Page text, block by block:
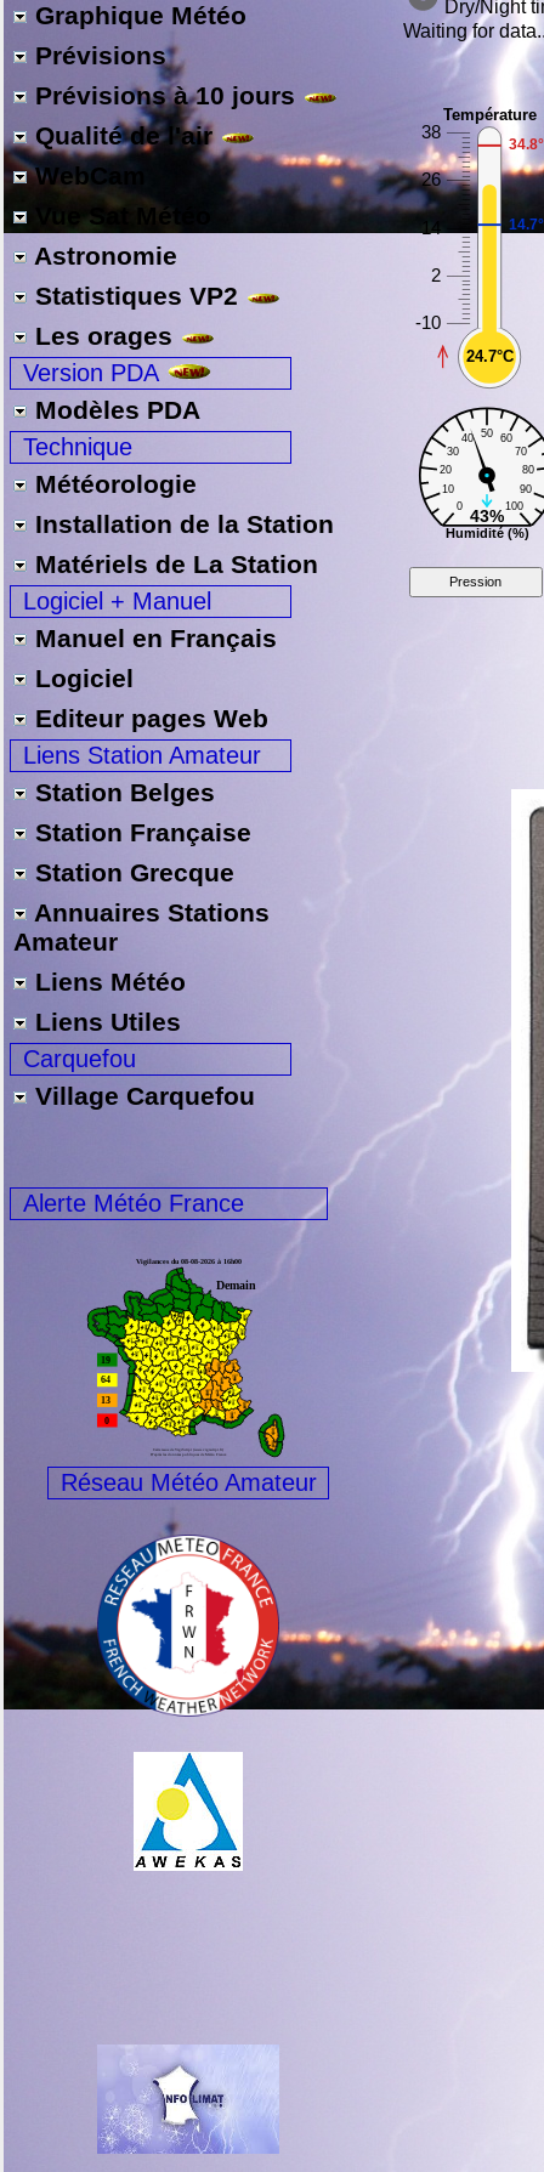
Graphique Météo
Prévisions
Prévisions à 10 jours
Qualité de l'air
WebCam
Vue Sat Météo
Astronomie
Statistiques VP2
Les orages
Version PDA
Modèles PDA
Technique
Météorologie
Installation de la Station
Matériels de La Station
Logiciel + Manuel
Manuel en Français
Logiciel
Editeur pages Web
Liens Station Amateur
Station Belges
Station Française
Station Grecque
Annuaires Stations
Amateur
Liens Météo
Liens Utiles
Carquefou
Village Carquefou
Alerte Météo France
Réseau Météo Amateur